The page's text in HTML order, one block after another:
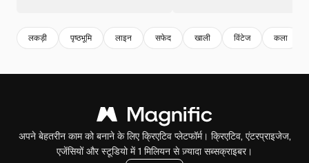
लकड़ी पृष्ठभूमि लाइन सफेद खाली विंटेज कला
अपने बेहतरीन काम को बनाने के लिए क्रिएटिव प्लेटफॉर्म। क्रिएटिव, एंटरप्राइजेज,
एजेंसियों और स्टूडियो में 1 मिलियन से ज़्यादा सब्सक्राइबर।